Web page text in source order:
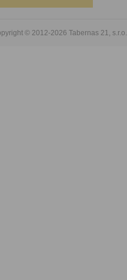
© 2012-2026 Tabernas 21, s.r.o.